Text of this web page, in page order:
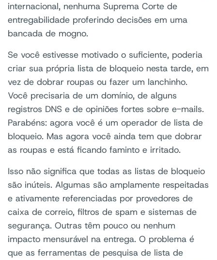
internacional, nenhuma Suprema Corte de
entregabilidade proferindo decisões em uma
bancada de mogno.
Se você estivesse motivado o suficiente, poderia
criar sua própria lista de bloqueio nesta tarde, em
vez de dobrar roupas ou fazer um lanchinho.
Você precisaria de um domínio, de alguns
registros DNS e de opiniões fortes sobre e-mails.
Parabéns: agora você é um operador de lista de
bloqueio. Mas agora você ainda tem que dobrar
as roupas e está ficando faminto e irritado.
Isso não significa que todas as listas de bloqueio
são inúteis. Algumas são amplamente respeitadas
e ativamente referenciadas por provedores de
caixa de correio, filtros de spam e sistemas de
segurança. Outras têm pouco ou nenhum
impacto mensurável na entrega. O problema é
que as ferramentas de pesquisa de lista de